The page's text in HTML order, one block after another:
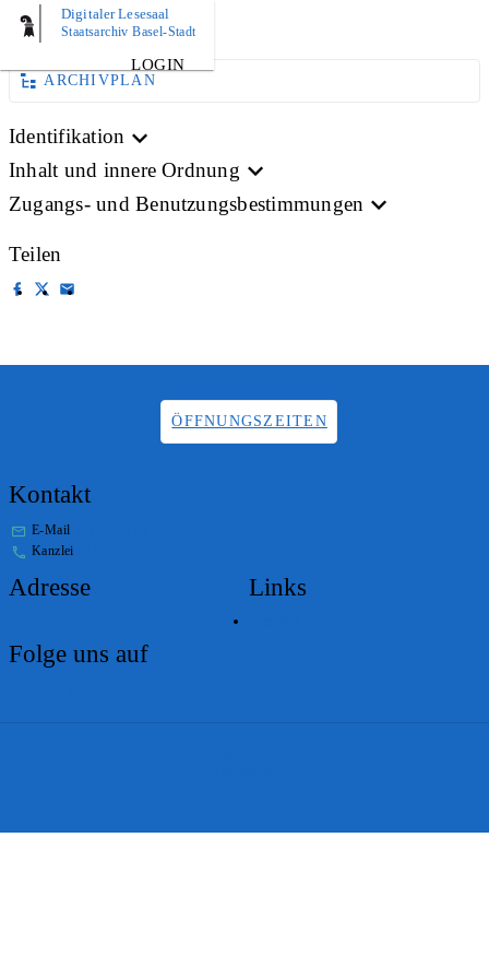
Digitaler Lesesaal
Staatsarchiv Basel-Stadt
LOGIN
AKTE
ARCHIVPLAN
Identifikation
Inhalt und innere Ordnung
Zugangs- und Benutzungsbestimmungen
Teilen
ÖFFNUNGSZEITEN
Kontakt
E-Mail
Kanzlei
Adresse Links
Folge uns auf